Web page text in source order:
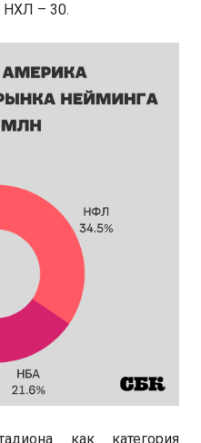
НХЛ – 30.
как категория